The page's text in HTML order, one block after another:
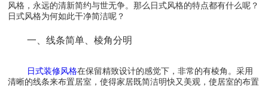
风格，永远的清新简约与世无争。那么日式风格的特点都有什么呢？
日式装修风格在保留精致设计的感觉下，非常的有棱角。采用
清晰的线条来布置居室，使得家居既简洁明快又美观，使居室的布置